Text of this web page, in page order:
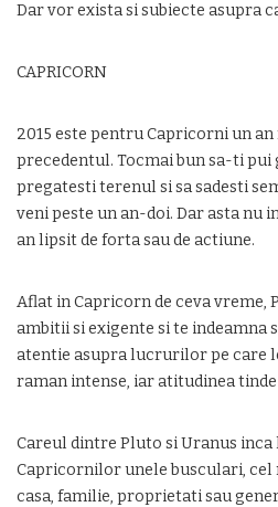
Dar vor exista si subiecte asupra
CAPRICORN
2015 este pentru Capricorni un
precedentul. Tocmai bun sa-ti pui
pregatesti terenul si sa sadesti
veni peste un an-doi. Dar asta nu
an lipsit de forta sau de actiune.
Aflat in Capricorn de ceva
ambitii si exigente si te indeamna
atentie asupra lucrurilor pe care
raman intense, iar atitudinea
Careul dintre Pluto si Uranus inca
Capricornilor unele busculari, cel
casa, familie, proprietati sau